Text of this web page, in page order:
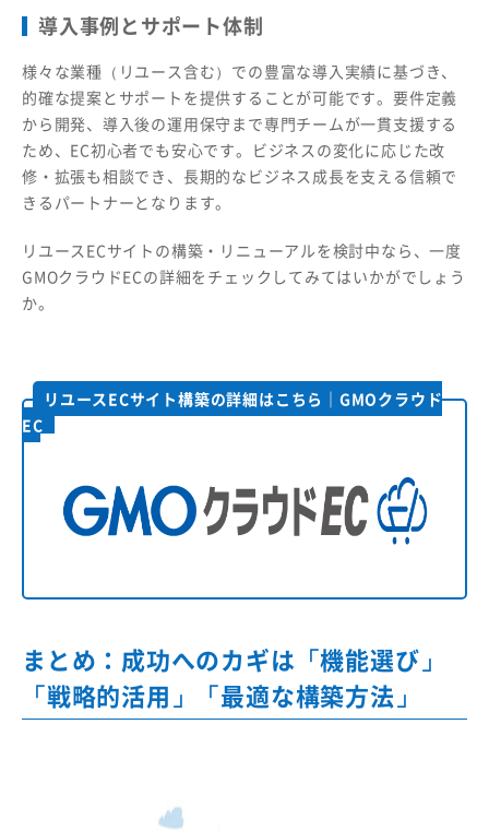
導入事例とサポート体制
様々な業種（リユース含む）での豊富な導入実績に基づき、
的確な提案とサポートを提供することが可能です。要件定義
から開発、導入後の運用保守まで専門チームが一貫支援する
ため、EC初心者でも安心です。ビジネスの変化に応じた改
修・拡張も相談でき、長期的なビジネス成長を支える信頼で
きるパートナーとなります。
リユースECサイトの構築・リニューアルを検討中なら、一度
GMOクラウドECの詳細をチェックしてみてはいかがでしょう
か。
リユースECサイト構築の詳細はこちら｜GMOクラウド
EC
まとめ：成功へのカギは「機能選び」
「戦略的活用」「最適な構築方法」